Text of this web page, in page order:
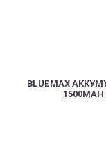
BLUEMAX
1500MAH